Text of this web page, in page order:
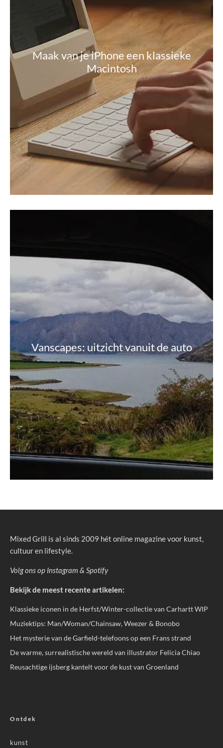
Maak van je iPhone een klassieke
Macintosh
Vanscapes: uitzicht vanuit de auto
Mixed Grill is al sinds 2009 hét online magazine voor kunst,
cultuur en lifestyle.
Volg ons op Instagram & Spotify
Bekijk de meest recente artikelen:
Klassieke iconen in de Herfst/Winter-collectie van Carhartt WIP
Muziektips: Man/Woman/Chainsaw, Weezer & Bonobo
Het mysterie van de Garfield-telefoons op een Frans strand
De warme, surrealistische wereld van illustrator Felicia Chiao
Reusachtige ijsberg kantelt voor de kust van Groenland
Ontdek
kunst